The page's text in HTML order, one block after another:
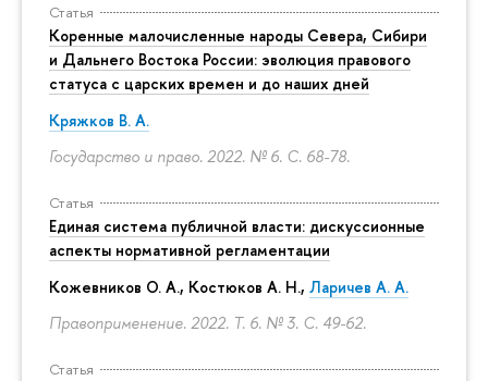
Статья
Коренные малочисленные народы Севера, Сибири
и Дальнего Востока России: эволюция правового
статуса с царских времен и до наших дней
Кряжков В. А.
Государство и право. 2022. № 6. С. 68-78.
Статья
Единая система публичной власти: дискуссионные
аспекты нормативной регламентации
Кожевников О. А., Костюков А. Н., Ларичев А. А.
Правоприменение. 2022. Т. 6. № 3. С. 49-62.
Статья